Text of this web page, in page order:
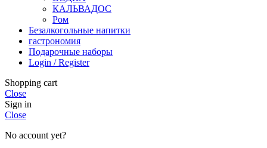
КАЛЬВАДОС
Ром
Безалкогольные напитки
гастрономия
Подарочные наборы
Login / Register
Shopping cart
Close
Sign in
Close
No account yet?